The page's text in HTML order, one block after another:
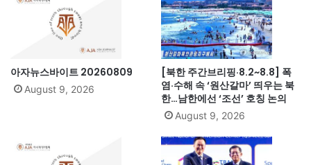
아자뉴스바이트 20260809
August 9, 2026
[북한 주간브리핑·8.2~8.8] 폭
염·수해 속 ‘원산갈마’ 띄우는 북
한…남한에선 ‘조선’ 호칭 논의
August 9, 2026